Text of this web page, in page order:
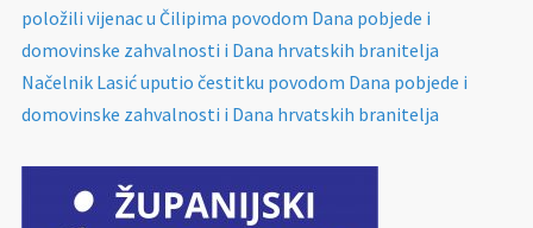
položili vijenac u Čilipima povodom Dana pobjede i
domovinske zahvalnosti i Dana hrvatskih branitelja
Načelnik Lasić uputio čestitku povodom Dana pobjede i
domovinske zahvalnosti i Dana hrvatskih branitelja